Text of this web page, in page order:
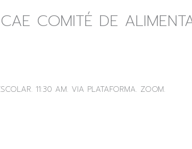
COMITÉ DE
11:30 AM. VIA PLATAFORMA. ZOOM.